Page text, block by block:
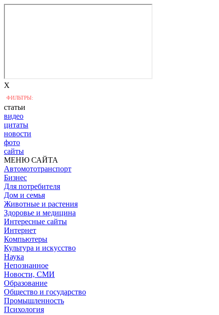
X
ФИЛЬТРЫ:
статьи
видео
цитаты
новости
фото
сайты
МЕНЮ САЙТА
Автомототранспорт
Бизнес
Для потребителя
Дом и семья
Животные и растения
Здоровье и медицина
Интересные сайты
Интернет
Компьютеры
Культура и искусство
Наука
Непознанное
Новости, СМИ
Образование
Общество и государство
Промышленность
Психология